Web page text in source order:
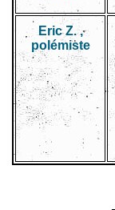
Eric Z. ,
polémiste